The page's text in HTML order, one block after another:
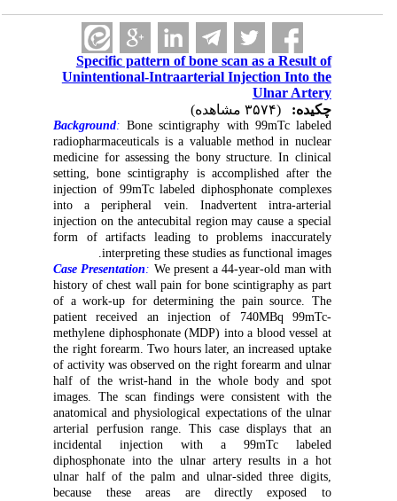
Specific pattern of bone scan as a Result of
Unintentional-Intraarterial Injection Into the
Ulnar Artery
چکیده:
Background: Bone scintigraphy with 99mTc labeled
radiopharmaceuticals is a valuable method in nuclear
medicine for assessing the bony structure. In clinical
setting, bone scintigraphy is accomplished after the
injection of 99mTc labeled diphosphonate complexes
into a peripheral vein. Inadvertent intra-arterial
injection on the antecubital region may cause a special
form of artifacts leading to problems inaccurately
interpreting these studies as functional images.
Case Presentation: We present a 44-year-old man with
history of chest wall pain for bone scintigraphy as part
of a work-up for determining the pain source. The
patient received an injection of 740MBq 99mTc-
methylene diphosphonate (MDP) into a blood vessel at
the right forearm. Two hours later, an increased uptake
of activity was observed on the right forearm and ulnar
half of the wrist-hand in the whole body and spot
images. The scan findings were consistent with the
anatomical and physiological expectations of the ulnar
arterial perfusion range. This case displays that an
incidental injection with a 99mTc labeled
diphosphonate into the ulnar artery results in a hot
ulnar half of the palm and ulnar-sided three digits,
because these areas are directly exposed to